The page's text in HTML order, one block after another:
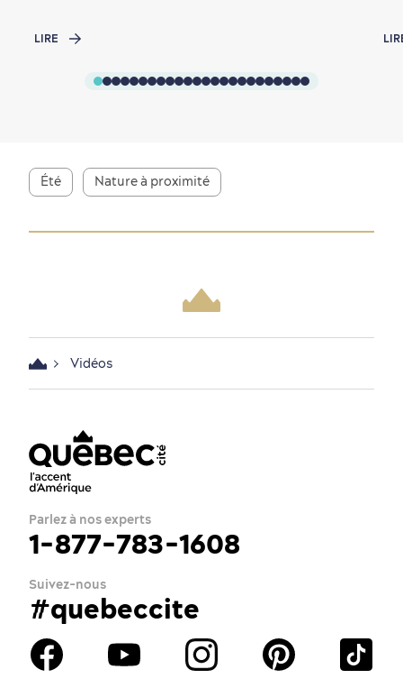
Culture animée
Nature à proximité
Magasinage
En famille
écoresponsable
LIRE
Été Nature à proximité
Vidéos
Parlez à nos experts
1-877-783-1608
Suivez-nous
#quebeccite